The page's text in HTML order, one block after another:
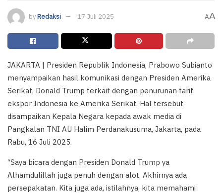
byRedaksi 17 Juli 2025 AA
JAKARTA | Presiden Republik Indonesia, Prabowo Subianto
menyampaikan hasil komunikasi dengan Presiden Amerika
Serikat, Donald Trump terkait dengan penurunan tarif
ekspor Indonesia ke Amerika Serikat. Hal tersebut
disampaikan Kepala Negara kepada awak media di
Pangkalan TNI AU Halim Perdanakusuma, Jakarta, pada
Rabu, 16 Juli 2025.
“Saya bicara dengan Presiden Donald Trump ya
Alhamdulillah juga penuh dengan alot. Akhirnya ada
persepakatan. Kita juga ada, istilahnya, kita memahami